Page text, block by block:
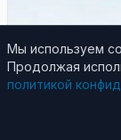
Мы используем
Продолжая
политикой